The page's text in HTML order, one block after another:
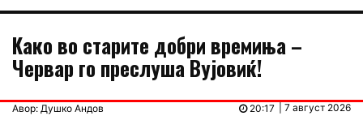
Kaко во старите добри времиња –
Червар го преслуша Вујовиќ!
Авор: Душко Андов | 7 август 2026
20:17